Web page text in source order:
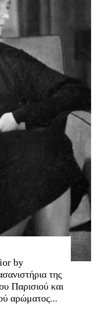
by
της
Παρισιού και
αρώματος...